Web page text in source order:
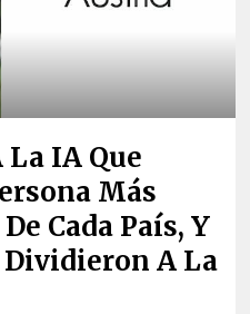
IA Que
Más
Cada País, Y
A La